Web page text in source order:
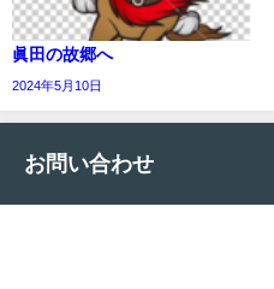
眞田の故郷へ
2024年5月10日
お問い合わせ